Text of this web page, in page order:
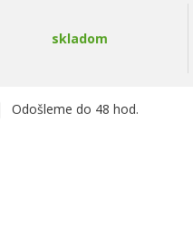
skladom
Odošleme do 48 hod.